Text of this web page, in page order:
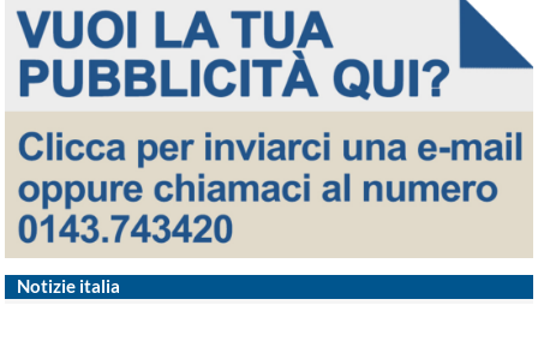
Notizie italia